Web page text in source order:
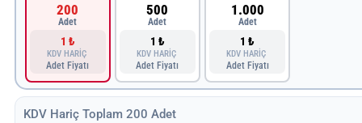
200
Adet
1 ₺
KDV HARİÇ
Adet Fiyatı
500
Adet
1 ₺
KDV HARİÇ
Adet Fiyatı
1.000
Adet
1 ₺
KDV HARİÇ
Adet Fiyatı
KDV Hariç Toplam 200 Adet